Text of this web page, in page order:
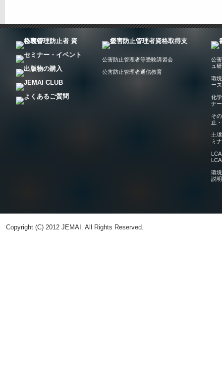
公害防止管理者等受験講習会
公害防止管理者通信教育
公
ュ
環
ー
化
ナー
そ
止
土
ミ
環
説
Copyright (C) 2012 JEMAI. All Rights Reserved.